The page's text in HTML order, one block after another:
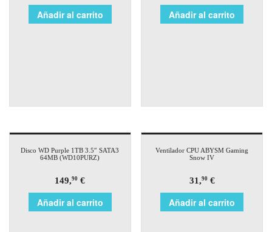
Añadir al carrito Añadir al carrito
Disco WD Purple 1TB 3.5″ SATA3
64MB (WD10PURZ)
149,90 €
Añadir al carrito
Ventilador CPU ABYSM Gaming
Snow IV
31,90€
Añadir al carrito